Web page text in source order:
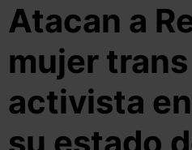
Atacan a
mujer
activista